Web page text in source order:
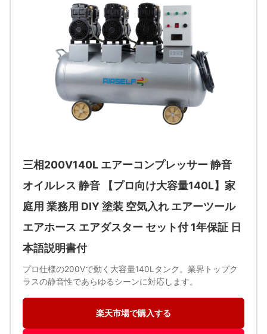
三相200V140L エアーコンプレッサー 静音
オイルレス 静音 【プロ向け大容量140L】家
庭用 業務用 DIY 塗装 空気入れ エアーツール
エアホース エアダスター セット付 1年保証 日
本語説明書付
プロ仕様の200Vで動く大容量140Lタンク。業界トップク
ラスの静音性であらゆるシーンに対応します。
楽天市場で購入する